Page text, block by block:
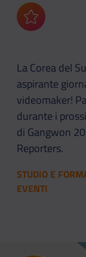
Aggiungi ai
La Corea del
aspirante
videomaker!
durante i
di Gangwon
Reporters.
STUDIO E
EVENTI